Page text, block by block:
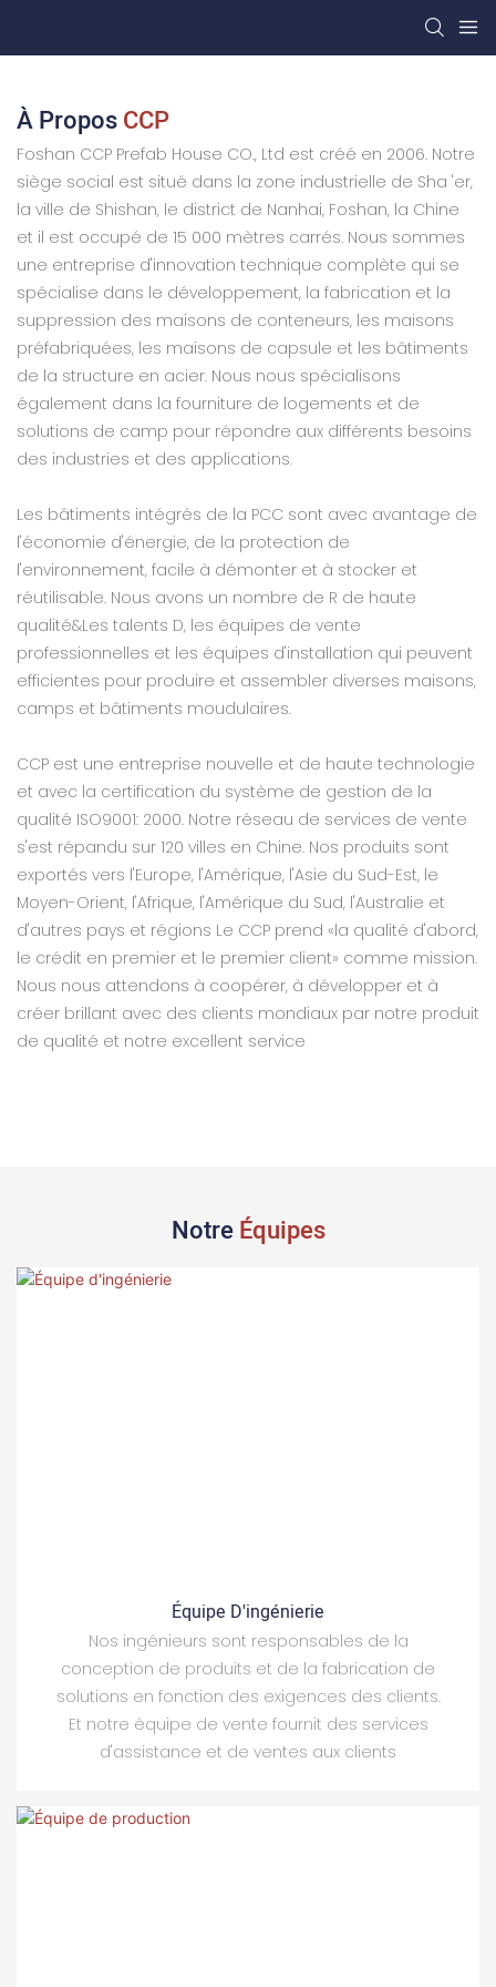
À ProposCCP
Foshan CCP Prefab House CO., Ltd est créé en 2006. Notre
siège social est situé dans la zone industrielle de Sha 'er,
la ville de Shishan, le district de Nanhai, Foshan, la Chine
et il est occupé de 15 000 mètres carrés. Nous sommes
une entreprise d'innovation technique complète qui se
spécialise dans le développement, la fabrication et la
suppression des maisons de conteneurs, les maisons
préfabriquées, les maisons de capsule et les bâtiments
de la structure en acier. Nous nous spécialisons
également dans la fourniture de logements et de
solutions de camp pour répondre aux différents besoins
des industries et des applications.
Les bâtiments intégrés de la PCC sont avec avantage de
l'économie d'énergie, de la protection de
l'environnement, facile à démonter et à stocker et
réutilisable. Nous avons un nombre de R de haute
qualité&Les talents D, les équipes de vente
professionnelles et les équipes d'installation qui peuvent
efficientes pour produire et assembler diverses maisons,
camps et bâtiments moudulaires.
CCP est une entreprise nouvelle et de haute technologie
et avec la certification du système de gestion de la
qualité ISO9001: 2000. Notre réseau de services de vente
s'est répandu sur 120 villes en Chine. Nos produits sont
exportés vers l'Europe, l'Amérique, l'Asie du Sud-Est, le
Moyen-Orient, l'Afrique, l'Amérique du Sud, l'Australie et
d'autres pays et régions Le CCP prend «la qualité d'abord,
le crédit en premier et le premier client» comme mission.
Nous nous attendons à coopérer, à développer et à
créer brillant avec des clients mondiaux par notre produit
de qualité et notre excellent service
NotreÉquipes
Équipe D'ingénierie
Nos ingénieurs sont responsables de la
conception de produits et de la fabrication de
solutions en fonction des exigences des clients.
Et notre équipe de vente fournit des services
d'assistance et de ventes aux clients